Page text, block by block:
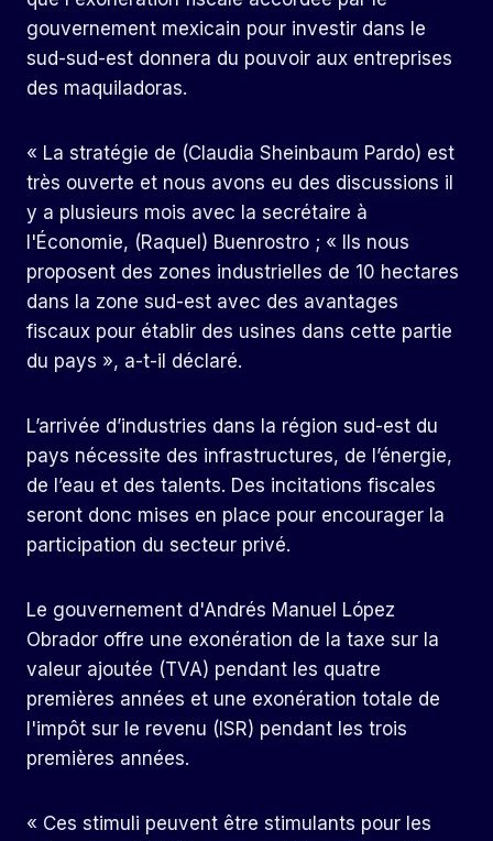
gouvernement mexicain pour investir dans le
sud-sud-est donnera du pouvoir aux entreprises
des maquiladoras.
« La stratégie de (Claudia Sheinbaum Pardo) est
très ouverte et nous avons eu des discussions il
y a plusieurs mois avec la secrétaire à
l'Économie, (Raquel) Buenrostro ; « Ils nous
proposent des zones industrielles de 10 hectares
dans la zone sud-est avec des avantages
fiscaux pour établir des usines dans cette partie
du pays », a-t-il déclaré.
L’arrivée d’industries dans la région sud-est du
pays nécessite des infrastructures, de l’énergie,
de l’eau et des talents. Des incitations fiscales
seront donc mises en place pour encourager la
participation du secteur privé.
Le gouvernement d'Andrés Manuel López
Obrador offre une exonération de la taxe sur la
valeur ajoutée (TVA) pendant les quatre
premières années et une exonération totale de
l'impôt sur le revenu (ISR) pendant les trois
premières années.
« Ces stimuli peuvent être stimulants pour les